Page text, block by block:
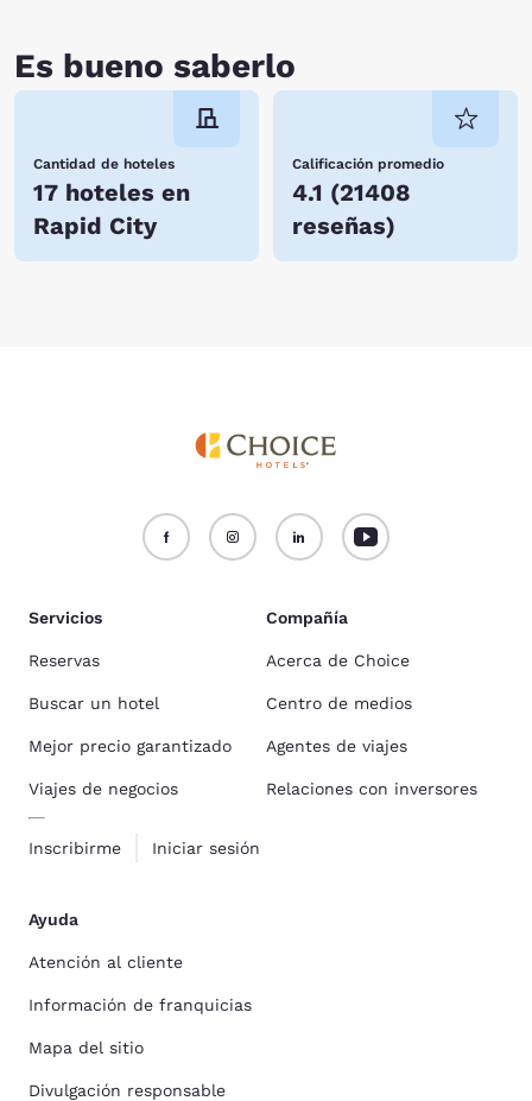
Es bueno saberlo
Cantidad de hoteles
17 hoteles en
Rapid City
Calificación promedio
4.1 (21408
reseñas)
Servicios
Reservas
Buscar un hotel
Mejor precio garantizado
Viajes de negocios
Inscribirme Iniciar sesión
Compañía
Acerca de Choice
Centro de medios
Agentes de viajes
Relaciones con inversores
Ayuda
Atención al cliente
Información de franquicias
Mapa del sitio
Divulgación responsable